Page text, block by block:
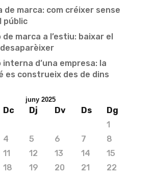
marca: com créixer sense
públic
de marca a l’estiu: baixar el
interna d’una empresa: la
es construeix des de dins
juny 2025
Dc Dj Dv Ds
Dg
1
4 5 6 7
8
11 12 13 14
15
18 19 20 21
22